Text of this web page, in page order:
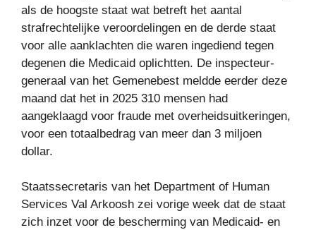
als de hoogste staat wat betreft het aantal
strafrechtelijke veroordelingen en de derde staat
voor alle aanklachten die waren ingediend tegen
degenen die Medicaid oplichtten. De inspecteur-
generaal van het Gemenebest meldde eerder deze
maand dat het in 2025 310 mensen had
aangeklaagd voor fraude met overheidsuitkeringen,
voor een totaalbedrag van meer dan 3 miljoen
dollar.
Staatssecretaris van het Department of Human
Services Val Arkoosh zei vorige week dat de staat
zich inzet voor de bescherming van Medicaid- en